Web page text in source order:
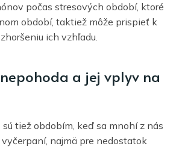
počas stresových období, ktoré
období, taktiež môže prispieť k
ich vzhľadu.
a jej vplyv na
tiež obdobím, keď sa mnohí z nás
najmä pre nedostatok